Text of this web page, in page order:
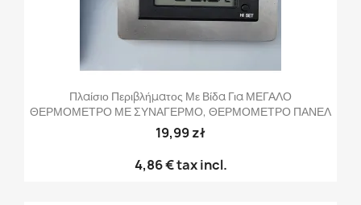
Πλαίσιο Περιβλήματος Με Βίδα Για ΜΕΓΑΛΟ
ΘΕΡΜΟΜΕΤΡΟ ΜΕ ΣΥΝΑΓΕΡΜΟ, ΘΕΡΜΟΜΕΤΡΟ ΠΑΝΕΛ
19,99 zł
4,86 €tax incl.